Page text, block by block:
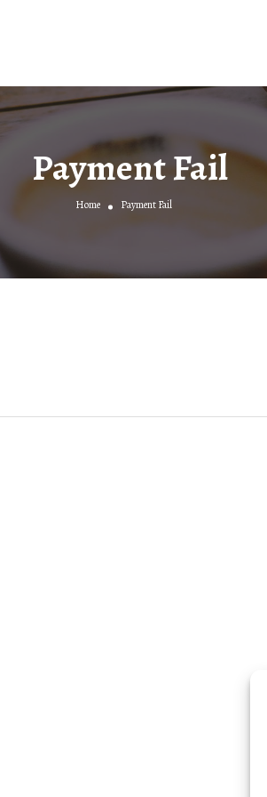
Payment Fail
Home Payment Fail